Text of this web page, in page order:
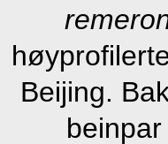
Beijing.